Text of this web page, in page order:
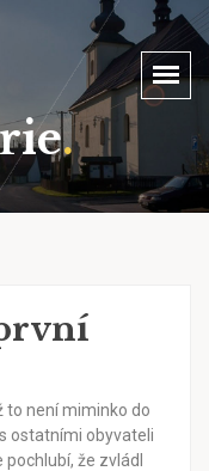
.
to není miminko do
ostatními obyvateli
že zvládl